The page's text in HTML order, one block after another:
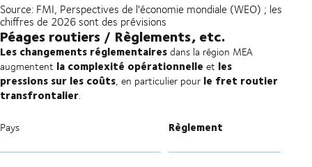
Source: FMI, Perspectives de l'économie mondiale (WEO) ; les
chiffres de 2026 sont des prévisions
Péages routiers / Règlements, etc.
Les changements réglementairesdans la région MEA
augmentent la complexité opérationnelle et les
pressions sur les coûts, en particulier pour le fret routier
transfrontalier.
Pays Règlement